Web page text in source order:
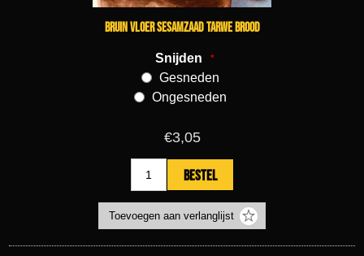
Bruin vloer sesamzaad tarwe brood
Snijden *
Gesneden
Ongesneden
€3,05